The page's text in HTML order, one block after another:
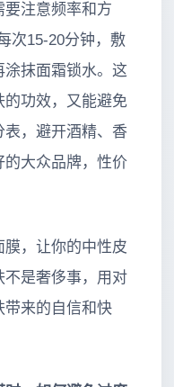
注意频率和方
次15-20分钟，敷
抹面霜锁水。这
功效，又能避免
表，避开酒精、香
大众品牌，性价
，让你的中性皮
不是奢侈事，用对
带来的自信和快